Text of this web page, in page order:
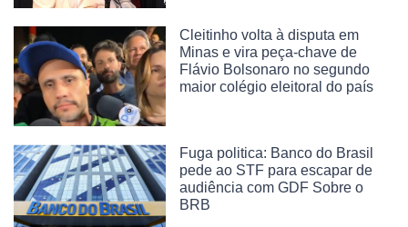
Cleitinho volta à disputa em
Minas e vira peça-chave de
Flávio Bolsonaro no segundo
maior colégio eleitoral do país
Fuga politica: Banco do Brasil
pede ao STF para escapar de
audiência com GDF Sobre o
BRB